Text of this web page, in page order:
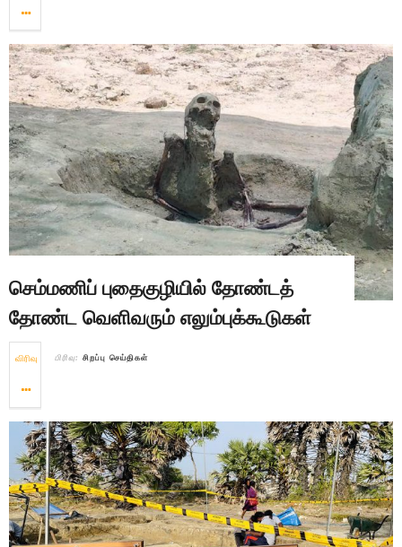
செம்மணிப் புதைகுழியில் தோண்டத்
தோண்ட வெளிவரும் எலும்புக்கூடுகள்
விரிவு பிரிவு: சிறப்பு செய்திகள்